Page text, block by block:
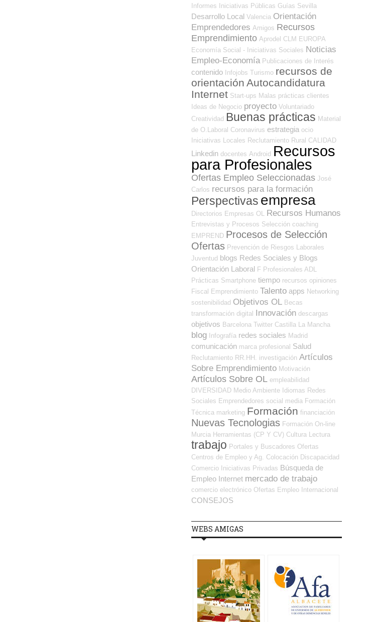
Informes Iniciativas Públicas Guías Sevilla
Desarrollo Local Valencia Orientación
Emprendedores Amigos Recursos
Emprendimiento Aprodel CLM EUROPA
Economía Social - Iniciativas Sociales Noticias
Empleo-Economía Publicaciones de Interés
contenido Infojobs Turismo recursos de
orientación Autocandidatura
Internet Start-ups Malas prácticas clientes
Ideas de Negocio proyecto Voluntariado
Creatividad Buenas prácticas Material
de O.Laboral Coronavirus estrategia ocio
Iniciativas Locales Reclutamiento Rural CALIDAD
Linkedin docentes Android Recursos
para Profesionales
Ofertas Empleo Seleccionadas José
Carlos recursos para la formación
Perspectivas empresa
Directorios Empresas OL Recursos Humanos
Entrevistas y Procesos Selección coaching
EMPREND Procesos de Selección
Ofertas Prevención de Riesgos Laborales
Juventud blogs Redes Sociales y Blogs
Orientación Laboral F Profesionales ADL
Prácticas Smartphone tiempo recursos opiniones
Fiscal
Emprendimiento Talento apps Networking
sostenibilidad Objetivos OL Becas
transformación digital Innovación descargas
objetivos Barcelona Twitter Castilla La Mancha
blog Infografía redes sociales Madrid
comunicación marca profesional Salud
Reclutamiento RR.HH. investigación Artículos
Sobre Emprendimiento Motivación
Artículos Sobre OL empleabilidad
DIVERSIDAD Medio Ambiente Idiomas Redes
Sociales Emprendedores social media Formación
Técnica marketing Formación financiación
Nuevas Tecnologias Formación On-line
Murcia Herramientas (CP Y CV) Cultura Lectura
trabajo Portales y Buscadores Ofertas
Centros de Empleo y Ag. Colocación Discapacidad
Comercio Iniciativas Privadas Búsqueda de
Empleo Internet mercado de trabajo
comercio electrónico Ofertas Empleo Internacional
CONSEJOS
WEBS AMIGAS